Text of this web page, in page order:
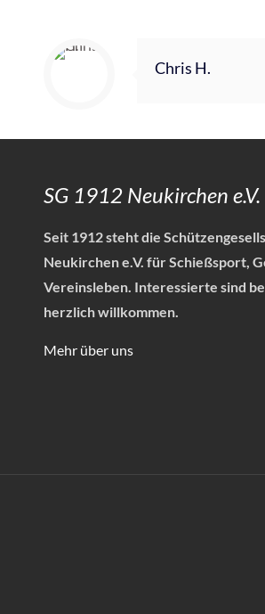
Chris H.
SG 1912 Neukirchen e.V.
Seit 1912 steht die
Neukirchen e.V. für Schießsport,
Vereinsleben. Interessierte sind
herzlich willkommen.
Mehr über uns